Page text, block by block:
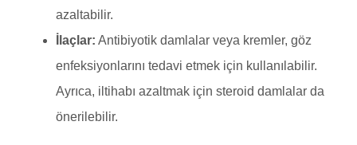
azaltabilir.
İlaçlar: Antibiyotik damlalar veya kremler, göz
enfeksiyonlarını tedavi etmek için kullanılabilir.
Ayrıca, iltihabı azaltmak için steroid damlalar da
önerilebilir.